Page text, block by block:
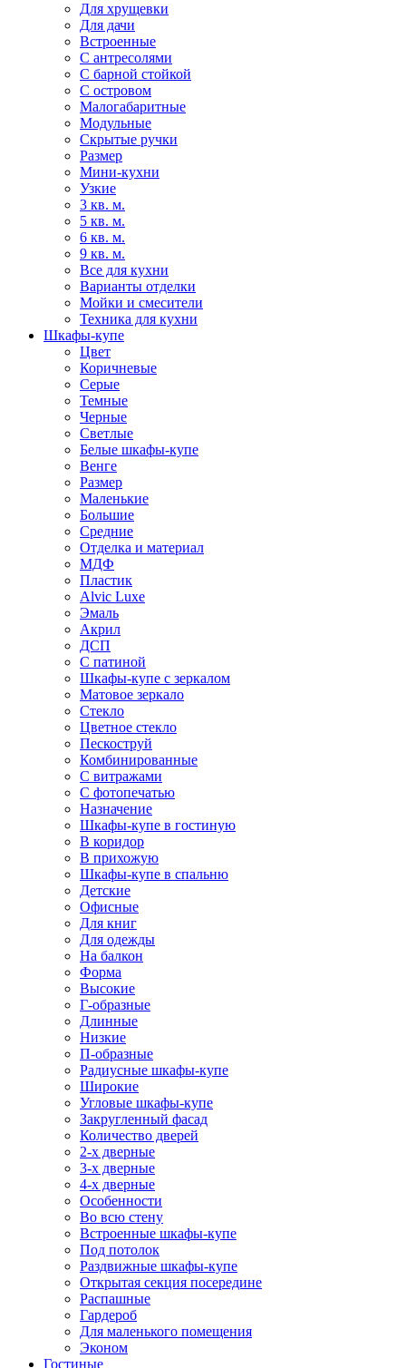
Для хрущевки
Для дачи
Встроенные
С антресолями
С барной стойкой
С островом
Малогабаритные
Модульные
Скрытые ручки
Размер
Мини-кухни
Узкие
3 кв. м.
5 кв. м.
6 кв. м.
9 кв. м.
Все для кухни
Варианты отделки
Мойки и смесители
Техника для кухни
Шкафы-купе
Цвет
Коричневые
Серые
Темные
Черные
Светлые
Белые шкафы-купе
Венге
Размер
Маленькие
Большие
Средние
Отделка и материал
МДФ
Пластик
Alvic Luxe
Эмаль
Акрил
ДСП
С патиной
Шкафы-купе с зеркалом
Матовое зеркало
Стекло
Цветное стекло
Пескоструй
Комбинированные
С витражами
С фотопечатью
Назначение
Шкафы-купе в гостиную
В коридор
В прихожую
Шкафы-купе в спальню
Детские
Офисные
Для книг
Для одежды
На балкон
Форма
Высокие
Г-образные
Длинные
Низкие
П-образные
Радиусные шкафы-купе
Широкие
Угловые шкафы-купе
Закругленный фасад
Количество дверей
2-х дверные
3-х дверные
4-х дверные
Особенности
Во всю стену
Встроенные шкафы-купе
Под потолок
Раздвижные шкафы-купе
Открытая секция посередине
Распашные
Гардероб
Для маленького помещения
Эконом
Гостиные